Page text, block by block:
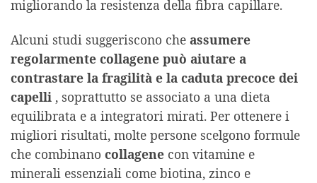
migliorando la resistenza della fibra capillare.
Alcuni studi suggeriscono che assumere
regolarmente collagene può aiutare a
contrastare la fragilità e la caduta precoce dei
capelli , soprattutto se associato a una dieta
equilibrata e a integratori mirati. Per ottenere i
migliori risultati, molte persone scelgono formule
che combinano collagene con vitamine e
minerali essenziali come biotina, zinco e